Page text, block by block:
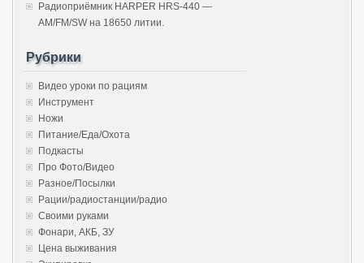
Радиоприёмник HARPER HRS-440 —
AM/FM/SW на 18650 литии.
Рубрики
Видео уроки по рациям
Инструмент
Ножи
Питание/Еда/Охота
Подкасты
Про Фото/Видео
Разное/Посылки
Рации/радиостанции/радио
Своими руками
Фонари, АКБ, ЗУ
Цена выживания